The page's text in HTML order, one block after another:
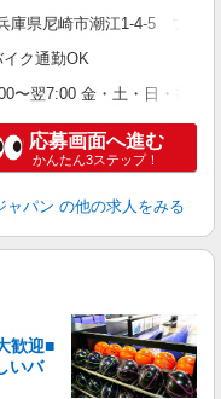
県尼崎市潮江1-4-5 プラス
ク通勤OK
翌7:00 金・土・日・祝前
応募画面へ進む
かんたん3ステップ！
ャパン の他の求人をみる
歓迎■
いバ